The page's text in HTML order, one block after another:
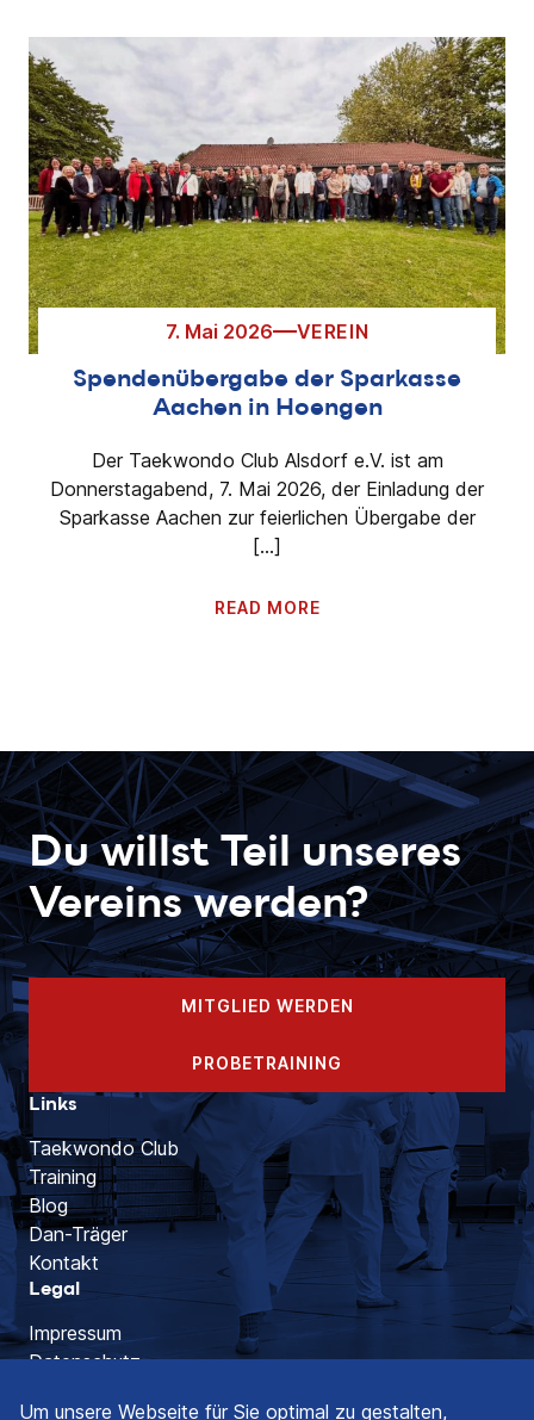
Um unsere Webseite für Sie optimal zu gestalten,
7. Mai 2026 VEREIN
Spendenübergabe der Sparkasse
Aachen in Hoengen
Der Taekwondo Club Alsdorf e.V. ist am
Donnerstagabend, 7. Mai 2026, der Einladung der
Sparkasse Aachen zur feierlichen Übergabe der
[…]
READ MORE
Du willst Teil unseres
Vereins werden?
MITGLIED WERDEN
PROBETRAINING
Links
Taekwondo Club
Training
Blog
Dan-Träger
Kontakt
Legal
Impressum
Datenschutz